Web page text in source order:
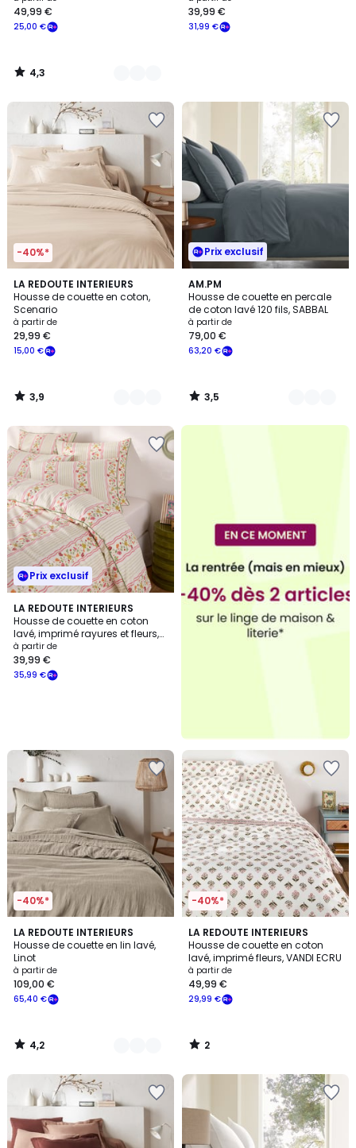
à
partir
49,99
€
notre
programme
pour
payer
à
la
€.
25,00 €
49,99 €
4,3
/
31,99 €
39,99 €
-40%*
LA REDOUTE INTERIEURS
Housse de couette en coton,
Scenario
à partir de
15,00 €
29,99 €
3,9
/ 5
22
Couleurs
3,9
/
Prix exclusif
AM.PM
Housse de couette en percale
de coton lavé 120 fils, SABBAL
à partir de
63,20 €
79,00 €
3,5
/ 5
10
Couleurs
3,5
/
Prix exclusif
LA REDOUTE INTERIEURS
Housse de couette en coton
lavé, imprimé rayures et fleurs,
FABIOLA
à partir de
35,99 €
39,99 €
-40%*
LA REDOUTE INTERIEURS
Housse de couette en lin lavé,
Linot
à partir de
65,40 €
109,00 €
4,2
/ 5
21
Couleurs
4,2
/
-40%*
LA REDOUTE INTERIEURS
Housse de couette en coton
lavé, imprimé fleurs, VANDI ECRU
à partir de
29,99 €
49,99 €
2
/
5
2
/